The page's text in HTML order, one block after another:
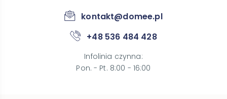
kontakt@domee.pl
+48 536 484 428
Infolinia czynna:
Pon. - Pt. 8:00 - 16:00